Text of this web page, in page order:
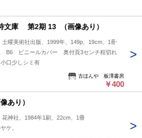
文庫 第2期 13 （画像あり）
土曜美術社出版、1999年、149p、19cm、1冊
B6 ビニールカバー 奥付頁3センチ程切れ
口少しシミ有
古ほんや 板澤書房
￥400
あり）
花神社、1984年1刷、22cm、1冊
ケ。